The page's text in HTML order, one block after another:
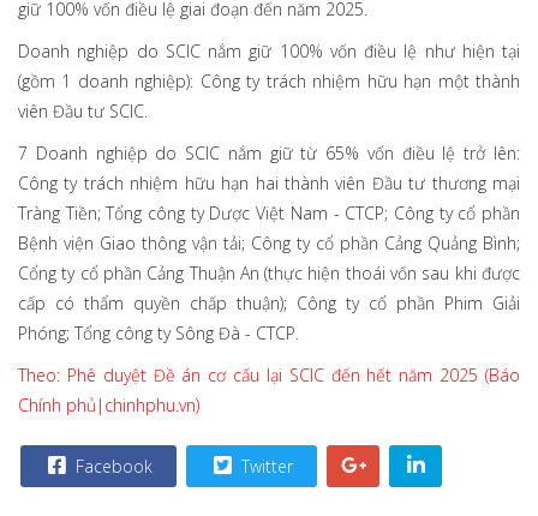
giữ 100% vốn điều lệ giai đoạn đến năm 2025.
Doanh nghiệp do SCIC nắm giữ 100% vốn điều lệ như hiện tại
(gồm 1 doanh nghiệp): Công ty trách nhiệm hữu hạn một thành
viên Đầu tư SCIC.
7 Doanh nghiệp do SCIC nắm giữ từ 65% vốn điều lệ trở lên:
Công ty trách nhiệm hữu hạn hai thành viên Đầu tư thương mại
Tràng Tiền; Tổng công ty Dược Việt Nam - CTCP; Công ty cổ phần
Bệnh viện Giao thông vận tải; Công ty cổ phần Cảng Quảng Bình;
Cổng ty cổ phần Cảng Thuận An (thực hiện thoái vốn sau khi được
cấp có thẩm quyền chấp thuận); Công ty cổ phần Phim Giải
Phóng; Tổng công ty Sông Đà - CTCP.
Theo: Phê duyệt Đề án cơ cấu lại SCIC đến hết năm 2025 (Báo
Chính phủ|chinhphu.vn)
Facebook Twitter